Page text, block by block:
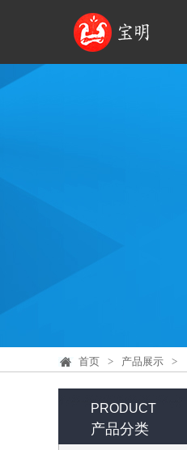
首页 > 产品展示 >
PRODUCT
产品分类